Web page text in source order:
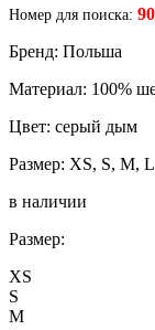
Номер для поиска:
Бренд: Польша
Материал: 100%
Цвет: серый дым
Размер: XS, S, M,
в наличии
Размер:
XS
S
M